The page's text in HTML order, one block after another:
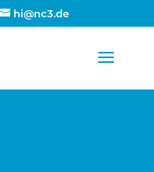
hi@nc3.de